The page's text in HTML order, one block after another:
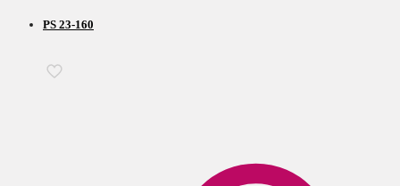
PS 23-160